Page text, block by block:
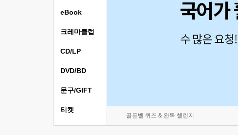
골든벨 퀴즈 & 완독 챌린지
eBook
크레마클럽
CD/LP
DVD/BD
문구/GIFT
티켓